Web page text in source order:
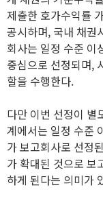
제출한 호가수익률
공시하며, 국내 채권
회사는 일정 수준 이
중심으로 선정되며,
할을 수행한다.
다만 이번 선정이 별
계에서는 일정 수준
가 보고회사로 선정
가 확대된 것으로 보
하게 된다는 의미가